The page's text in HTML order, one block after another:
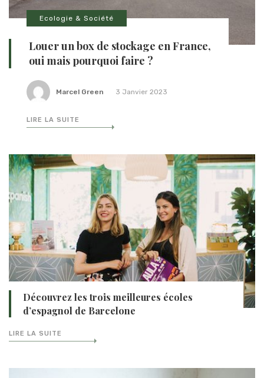
Ecologie & Société
Louer un box de stockage en France,
oui mais pourquoi faire ?
Marcel Green 3 Janvier 2023
LIRE LA SUITE
Découvrez les trois meilleures écoles
d’espagnol de Barcelone
LIRE LA SUITE